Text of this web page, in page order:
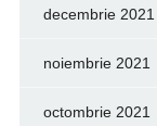
decembrie 2021
noiembrie 2021
octombrie 2021